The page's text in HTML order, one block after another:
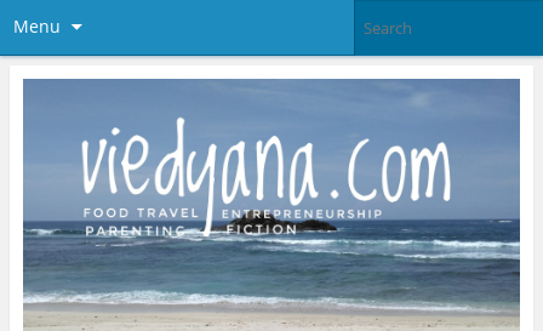
Menu